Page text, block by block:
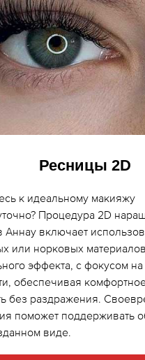
Ресницы 2D
к идеальному макияжу
Процедура 2D
Аннау включает
или норковых
эффекта, с фокусом
обеспечивая
без раздражения.
поможет поддерживать
виде.